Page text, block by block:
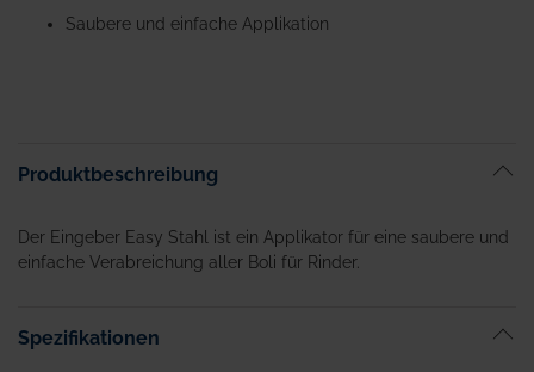
springen
Saubere und einfache Applikation
Produktbeschreibung
Der Eingeber Easy Stahl ist ein Applikator für eine saubere und
einfache Verabreichung aller Boli für Rinder.
Spezifikationen